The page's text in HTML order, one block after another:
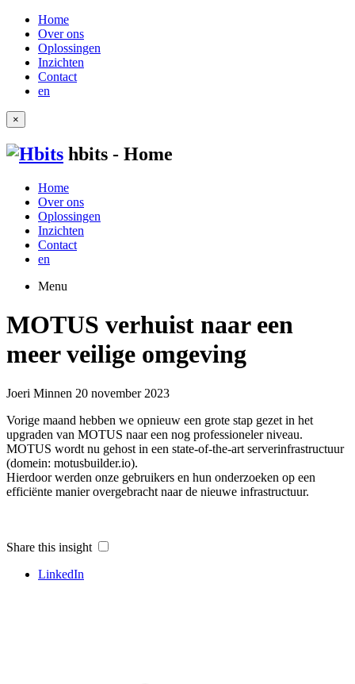
Home
Over ons
Oplossingen
Inzichten
Contact
en
×
hbits - Home
Home
Over ons
Oplossingen
Inzichten
Contact
en
Menu
MOTUS verhuist naar een
meer veilige omgeving
Joeri Minnen 20 november 2023
Vorige maand hebben we opnieuw een grote stap gezet in het
upgraden van MOTUS naar een nog professioneler niveau.
MOTUS wordt nu gehost in een state-of-the-art serverinfrastructuur
(domein: motusbuilder.io).
Hierdoor werden onze gebruikers en hun onderzoeken op een
efficiënte manier overgebracht naar de nieuwe infrastructuur.
Share this insight
LinkedIn